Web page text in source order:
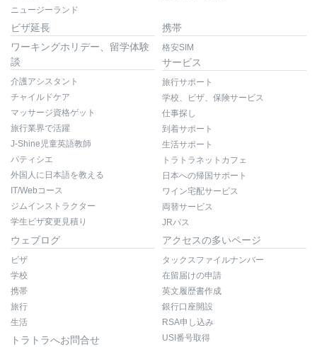
ニュージーランド
ビザ延長
ワーキングホリデー、留学体験
談
介護アシスタント
チャイルドケア
マッサージ資格ゲット
旅行業界で活躍
J-Shine児童英語教師
パティシエ
外国人に日本語を教える
IT/Webコース
ジムインストラクター
学生ビザ変更見積り
携帯
格安SIM
サービス
旅行サポート
学校、ビザ、保険サービス
仕事探し
到着サポート
生活サポート
トラトラネットカフェ
日本への帰国サポート
ワイン宅配サービス
両替サービス
JRパス
ウェブログ
ビザ
学校
携帯
旅行
生活
トラトラへお問合せ
アクセスの多いページ
タックスファイルナンバー
在留届けの申請
英文履歴書作成
銀行口座開設
RSA申し込み
USI番号取得